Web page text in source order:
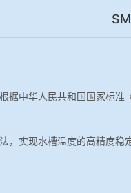
据中华人民共和国国家标准
，实现水槽温度的高精度稳